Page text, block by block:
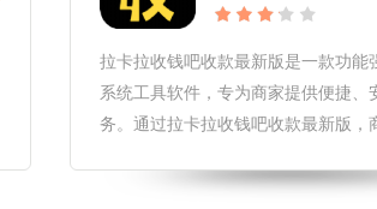
拉卡拉收钱吧收款最新版是一款功能
系统工具软件，专为商家提供便捷、
务。通过拉卡拉收钱吧收款最新版，
卡拉收钱吧收款最新版软件更新1.新